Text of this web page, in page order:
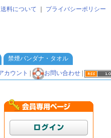
料について プライバシーポリシー
禁煙バンダナ・タオル
カウント | お問い合わせ |